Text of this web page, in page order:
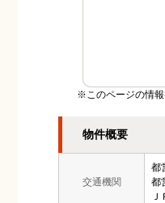
※このページの情報
物件概要
交通機関
都
都